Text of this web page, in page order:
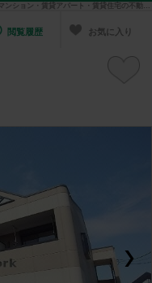
エスポアールⅠ（1階/61.81㎡）美濃松山駅（岐阜県）の賃貸マンション・賃貸アパート・賃貸住宅の不動産情報を検索！ 不動産賃貸の物件探しは、お部屋探しのエイブル
閲覧履歴 お気に入り